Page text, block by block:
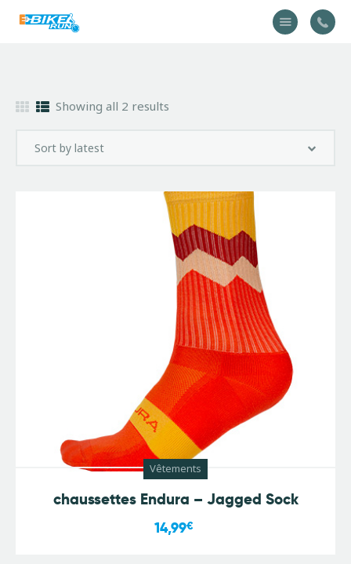
Vélo
Équipement
Contactez-nous
Showing all 2 results
Vêtements
chaussettes Endura – Jagged Sock
14,99€